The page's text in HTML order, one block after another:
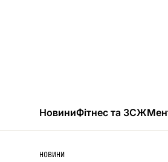
НовиниФітнес та ЗСЖ
НОВИНИ